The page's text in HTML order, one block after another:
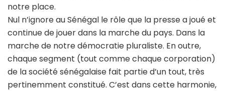
notre place.
Nul n’ignore au Sénégal le rôle que la presse a joué et
continue de jouer dans la marche du pays. Dans la
marche de notre démocratie pluraliste. En outre,
chaque segment (tout comme chaque corporation)
de la société sénégalaise fait partie d’un tout, très
pertinemment constitué. C’est dans cette harmonie,